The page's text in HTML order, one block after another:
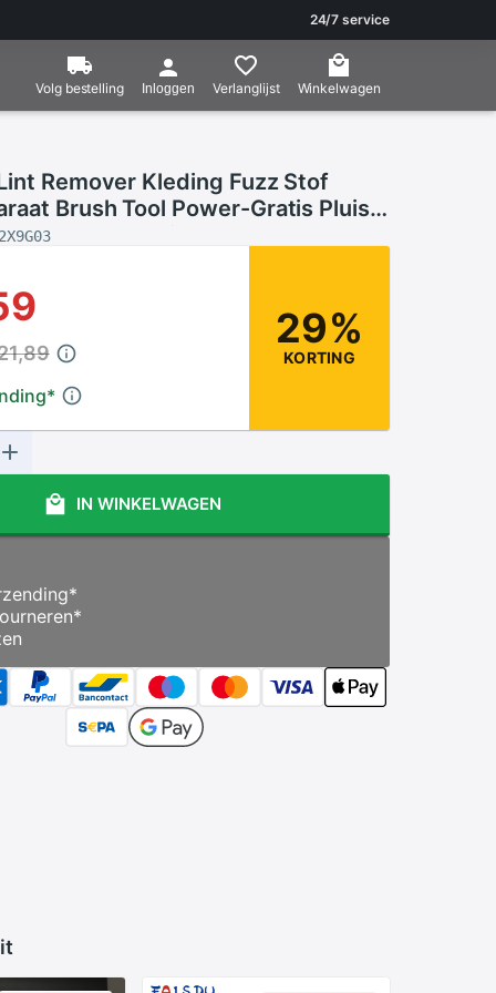
24/7 service
Volg bestelling Inloggen Verlanglijst Winkelwagen
Remover Kleding Fuzz Stof
Brush Tool Power-Gratis Pluis
Voor Trui Geweven Jas
*
29%
KORTING
IN WINKELWAGEN
*
*